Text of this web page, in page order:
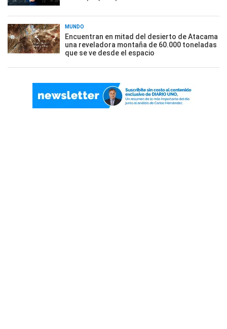
MUNDO
Encuentran en mitad del desierto de Atacama
una reveladora montaña de 60.000 toneladas
que se ve desde el espacio